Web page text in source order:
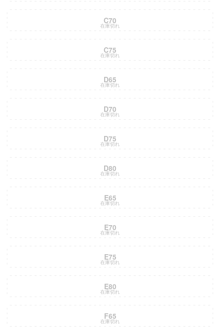
C70
在庫切れ
C75
在庫切れ
D65
在庫切れ
D70
在庫切れ
D75
在庫切れ
D80
在庫切れ
E65
在庫切れ
E70
在庫切れ
E75
在庫切れ
E80
在庫切れ
F65
在庫切れ